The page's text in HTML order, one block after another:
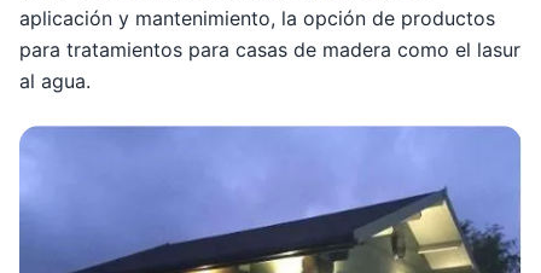
aplicación y mantenimiento, la opción de productos
para tratamientos para casas de madera como el lasur
al agua.